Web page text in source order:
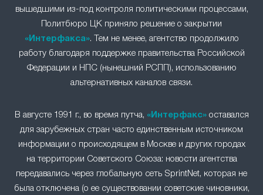
вышедшими из-под контроля политическими процессами,
Политбюро ЦК приняло решение о закрытии
«Интерфакса». Тем не менее, агентство продолжило
работу благодаря поддержке правительства Российской
Федерации и НПС (нынешний РСПП), использованию
альтернативных каналов связи.
В августе 1991 г., во время путча, «Интерфакс»оставался
для зарубежных стран часто единственным источником
информации о происходящем в Москве и других городах
на территории Советского Союза: новости агентства
передавались через глобальную сеть SprintNet, которая не
была отключена (о ее существовании советские чиновники,